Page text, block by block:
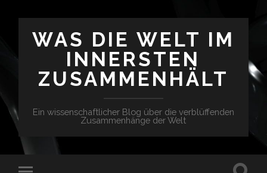
WAS DIE WELT IM
INNERSTEN
ZUSAMMENHÄLT
Ein wissenschaftlicher Blog über die verblüffenden
Zusammenhänge der Welt